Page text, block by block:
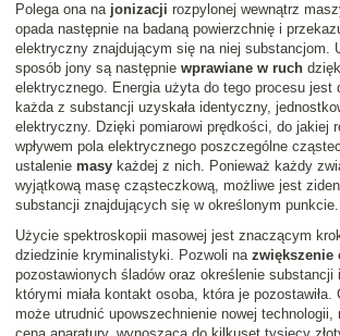
Polega ona na jonizacji rozpylonej wewnątrz
opada następnie na badaną powierzchnię i
elektryczny znajdującym się na niej substancjom.
sposób jony są następnie wprawiane w ruch
elektrycznego. Energia użyta do tego procesu jest
każda z substancji uzyskała identyczny,
elektryczny. Dzięki pomiarowi prędkości, do jakiej
wpływem pola elektrycznego poszczególne
ustalenie masy każdej z nich. Ponieważ każdy
wyjątkową masę cząsteczkową, możliwe jest
substancji znajdujących się w określonym punkcie.
Użycie spektroskopii masowej jest znaczącym
dziedzinie kryminalistyki. Pozwoli na zwiększenie
pozostawionych śladów oraz określenie substancji
którymi miała kontakt osoba, która je
może utrudnić upowszechnienie nowej technologii,